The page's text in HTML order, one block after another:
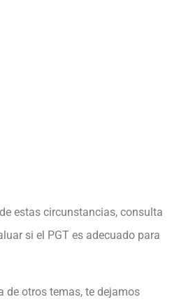
estas circunstancias, consulta
si el PGT es adecuado para
de otros temas, te dejamos